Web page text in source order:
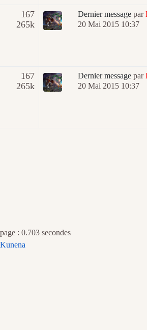
167
265k
Dernier messagepar
20 Mai 2015 10:37
167
265k
Dernier messagepar
20 Mai 2015 10:37
: 0.703 secondes
Kunena